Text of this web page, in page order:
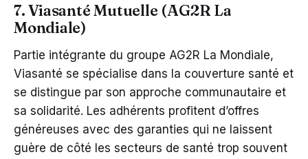
7. Viasanté Mutuelle (AG2R La
Mondiale)
Partie intégrante du groupe AG2R La Mondiale,
Viasanté se spécialise dans la couverture santé et
se distingue par son approche communautaire et
sa solidarité. Les adhérents profitent d’offres
généreuses avec des garanties qui ne laissent
guère de côté les secteurs de santé trop souvent